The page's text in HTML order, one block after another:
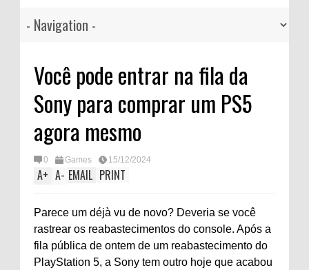
Você pode entrar na fila da
Sony para comprar um PS5
agora mesmo
0 Games 15/12/2024
A+ A- EMAIL PRINT
Parece um déjà vu de novo? Deveria se você
rastrear os reabastecimentos do console. Após a
fila pública de ontem de um reabastecimento do
PlayStation 5, a Sony tem outro hoje que acabou